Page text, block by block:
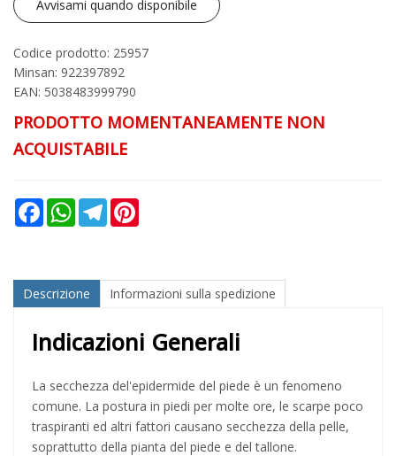
Avvisami quando disponibile
Codice prodotto: 25957
Minsan: 922397892
EAN: 5038483999790
PRODOTTO MOMENTANEAMENTE NON
ACQUISTABILE
FacebookWhatsAppTelegram
Descrizione Informazioni sulla spedizione
Indicazioni Generali
La secchezza del'epidermide del piede è un fenomeno
comune. La postura in piedi per molte ore, le scarpe poco
traspiranti ed altri fattori causano secchezza della pelle,
soprattutto della pianta del piede e del tallone.